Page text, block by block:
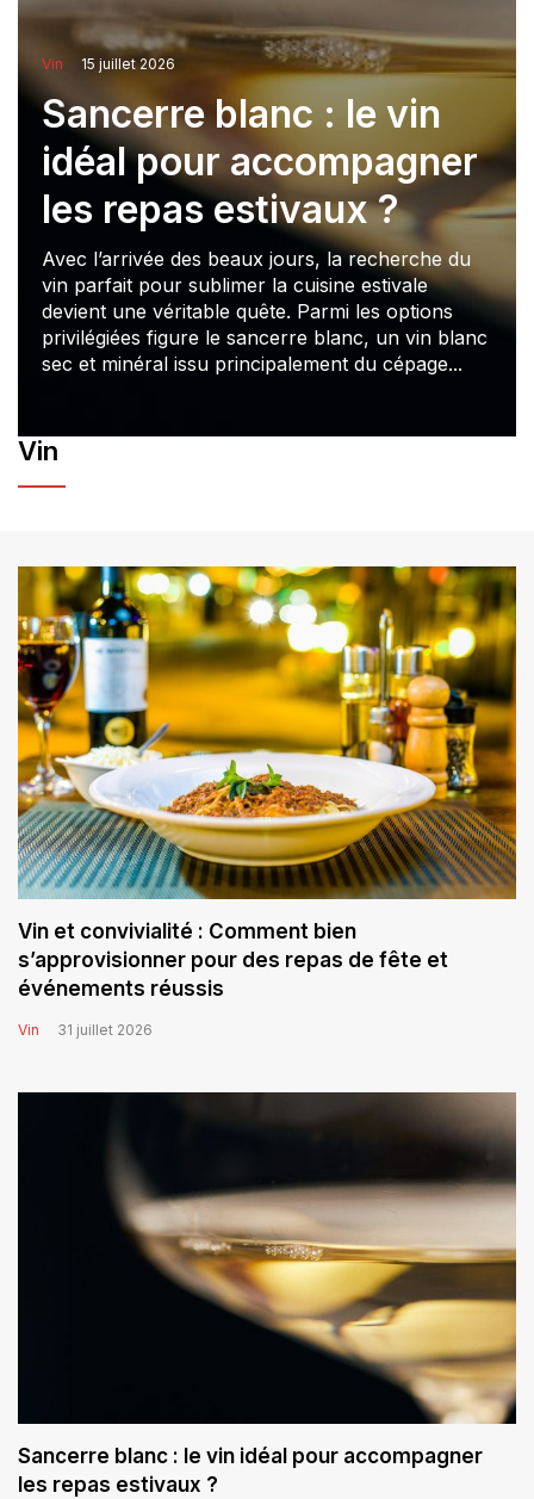
du
vin blanc
Vin et accords mets :
guide complet pour
jamais se tromper
le plat servi
Choisir le bon vin pour accompagner un
représente un véritable art, mais quelques
simples permettent de faire les bons choix.
ce soit pour une viande rouge, un poisson
ou un dessert gourmand, chaque plat
vin...
Vin
Vin et convivialité : Comment bien
s’approvisionner pour des repas de fête et
événements réussis
Vin 31 juillet 2026
Sancerre blanc : le vin idéal pour accompagner
les repas estivaux ?